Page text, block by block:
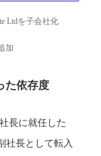
Ltdを子会社化
加
た依存度
長に就任した
社長として転入